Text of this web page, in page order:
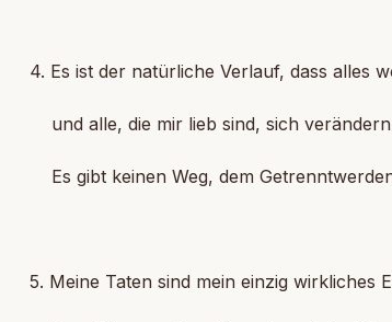
4. Es ist der natürliche Verlauf, dass alles
und alle, die mir lieb sind, sich
Es gibt keinen Weg, dem
5. Meine Taten sind mein einzig wirkliches